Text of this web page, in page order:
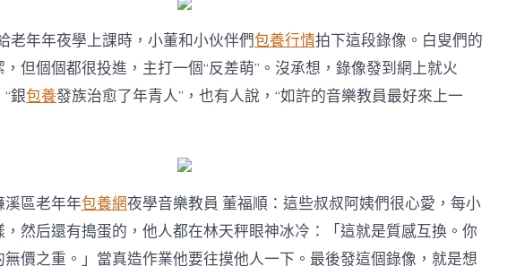
老年年夜學上課時，小董和小伙伴們包養行情拍下這段錄像。白叟們的
但個個都很投進，主打一個“反差萌”。沒承想，錄像發到網上就火
銀包養發族治愈了年青人”，也有人說，“如許的音樂教員最好來上一
溪區老年年包養網夜學音樂教員 董福順：這些叔叔阿姨們很心愛，每小
然后還有搗蛋的，他人都在林天秤眼神冰冷：「這就是質感互換。你
價之重。」當真造作業他要往摸他人一下。最後發這個錄像，就是想